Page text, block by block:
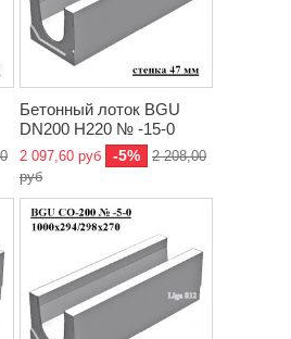
Бетонный лоток BGU
DN200 H220 № -15-0
2 097,60 руб -5%
2 208,00
руб